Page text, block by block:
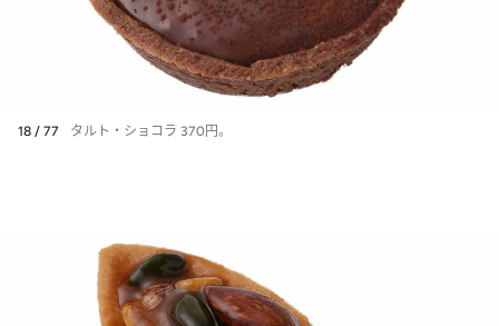
18 / 77 タルト・ショコラ 370円。